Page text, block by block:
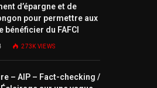
d’épargne et de
pour permettre aux
bénéficier du FAFCI
273K VIEWS
– AIP – Fact-checking /